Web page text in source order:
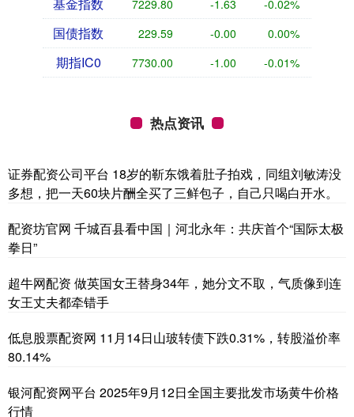
基金指数 7229.80 -1.63 -0.02%
国债指数 229.59 -0.00 0.00%
期指IC0 7730.00 -1.00 -0.01%
热点资讯
证券配资公司平台 18岁的靳东饿着肚子拍戏，同组刘敏涛没
多想，把一天60块片酬全买了三鲜包子，自己只喝白开水。
配资坊官网 千城百县看中国｜河北永年：共庆首个“国际太极
拳日”
超牛网配资 做英国女王替身34年，她分文不取，气质像到连
女王丈夫都牵错手
低息股票配资网 11月14日山玻转债下跌0.31%，转股溢价率
80.14%
银河配资网平台 2025年9月12日全国主要批发市场黄牛价格
行情